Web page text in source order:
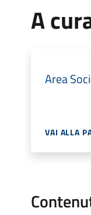
A
Area
VAI ALLA